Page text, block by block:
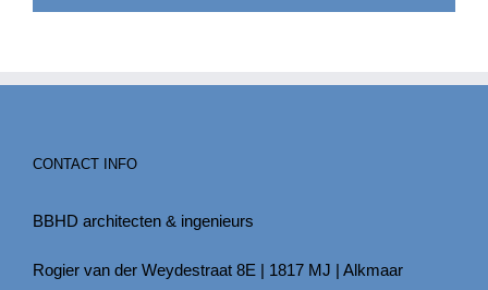
CONTACT INFO
BBHD architecten & ingenieurs
Rogier van der Weydestraat 8E | 1817 MJ | Alkmaar